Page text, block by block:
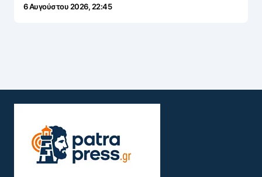
6 Αυγούστου 2026, 22:45